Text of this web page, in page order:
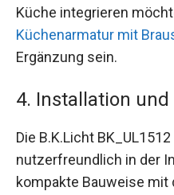
Küche integrieren
Küchenarmatur mit
Ergänzung sein.
4. Installation
Die B.K.Licht
nutzerfreundlich in der
kompakte Bauweise